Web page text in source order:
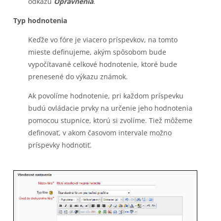
Typ hodnotenia
Keďže vo fóre je viacero príspevkov, na tomto
mieste deﬁnujeme, akým spôsobom bude
vypočítavané celkové hodnotenie, ktoré bude
prenesené do výkazu známok.
Ak povolíme hodnotenie, pri každom príspevku
budú ovládacie prvky na určenie jeho hodnotenia
pomocou stupnice, ktorú si zvolíme. Tiež môžeme
deﬁnovať, v akom časovom intervale možno
príspevky hodnotiť.